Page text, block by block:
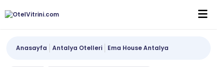
Anasayfa Antalya Otelleri Ema House Antalya